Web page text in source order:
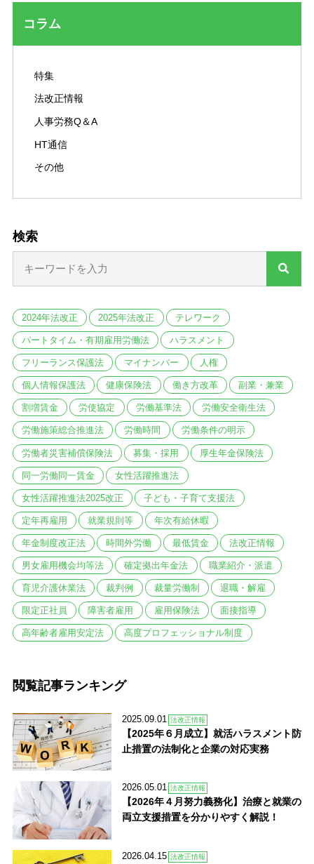
コラム
特集
法改正情報
人事労務Q＆A
HT通信
その他
検索
2024年法改正 2025年法改正 テレワーク
パートタイム・有期雇用労働法 ハラスメント
フリーランス保護法 マイナンバー 人権
個人情報保護法 健康保険法 働き方改革 副業・兼業
割増賃金 労使協定 労働基準法 労働安全衛生法
労働施策総合推進法 労働時間 労働条件の明示
労働者災害補償保険法 募集・採用 厚生年金保険法
同一労働同一賃金 女性活躍推進法
女性活躍推進法2025改正 子ども・子育て支援法
定年再雇用 就業規則等 年次有給休暇
年金制度改正法 時間外労働 最低賃金 法改正情報
男女雇用機会均等法 確定拠出年金法 職業紹介・派遣
育児介護休業法 裁判例 裁量労働制 退職・解雇
限定正社員 障害者雇用 雇用保険法 面接指導
高年齢者雇用安定法 高度プロフェッショナル制度
閲覧記事ランキング
2025.09.01 法改正情報
【2025年６月成立】就活ハラスメント防
止措置の法制化と企業の対応実務
2026.05.01 法改正情報
【2026年４月努力義務化】治療と就業の
両立支援措置を分かりやすく解説！
2026.04.15 法改正情報